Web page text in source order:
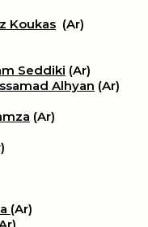
Koukas (Ar)
Seddiki (Ar)
Alhyan (Ar)
(Ar)
(Ar)